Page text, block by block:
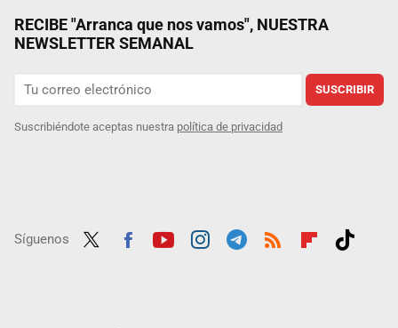
RECIBE "Arranca que nos vamos", NUESTRA
NEWSLETTER SEMANAL
SUSCRIBIR
Suscribiéndote aceptas nuestra política de privacidad
Síguenos